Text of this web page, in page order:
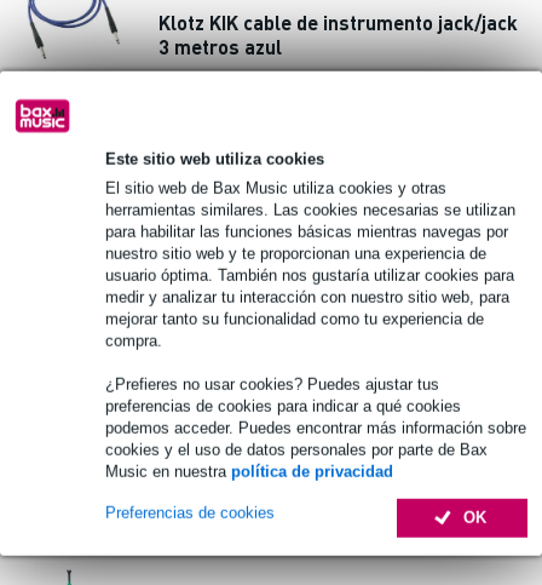
Este sitio web utiliza cookies
El sitio web de Bax Music utiliza cookies y otras
herramientas similares. Las cookies necesarias se utilizan
para habilitar las funciones básicas mientras navegas por
nuestro sitio web y te proporcionan una experiencia de
usuario óptima. También nos gustaría utilizar cookies para
medir y analizar tu interacción con nuestro sitio web, para
mejorar tanto su funcionalidad como tu experiencia de
compra.
¿Prefieres no usar cookies? Puedes ajustar tus
preferencias de cookies para indicar a qué cookies
podemos acceder. Puedes encontrar más información sobre
cookies y el uso de datos personales por parte de Bax
Music en nuestra política de privacidad
OK
Preferencias de cookies
Klotz KIK cable de instrumento jack/jack
3 metros azul
Disponible
añadir a la cesta
16 valoraciónes
Dunlop Tortex Standard 12 púas azules 1
mm
9,70 € 6,90 €
Disponible
añadir a la cesta